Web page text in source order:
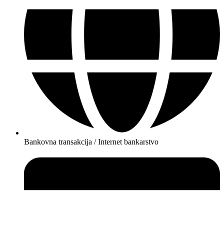
Bankovna transakcija / Internet bankarstvo